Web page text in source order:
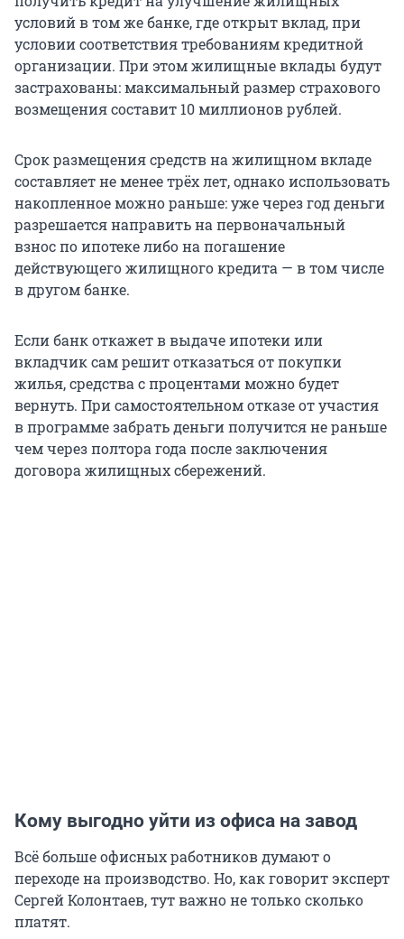
условий в том же банке, где открыт вклад, при
условии соответствия требованиям кредитной
организации. При этом жилищные вклады будут
застрахованы: максимальный размер страхового
возмещения составит 10 миллионов рублей.
Срок размещения средств на жилищном вкладе
составляет не менее трёх лет, однако использовать
накопленное можно раньше: уже через год деньги
разрешается направить на первоначальный
взнос по ипотеке либо на погашение
действующего жилищного кредита — в том числе
в другом банке.
Если банк откажет в выдаче ипотеки или
вкладчик сам решит отказаться от покупки
жилья, средства с процентами можно будет
вернуть. При самостоятельном отказе от участия
в программе забрать деньги получится не раньше
чем через полтора года после заключения
договора жилищных сбережений.
Кому выгодно уйти из офиса на завод
Всё больше офисных работников думают о
переходе на производство. Но, как говорит эксперт
Сергей Колонтаев, тут важно не только сколько
платят.